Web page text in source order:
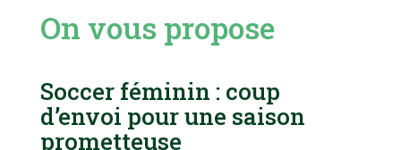
On vous propose
Soccer féminin : coup
d’envoi pour une saison
prometteuse